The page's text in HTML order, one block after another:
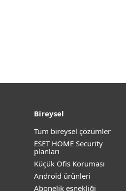
Bireysel
Tüm bireysel çözümler
ESET HOME Security
planları
Küçük Ofis Koruması
Android ürünleri
Abonelik esnekliği